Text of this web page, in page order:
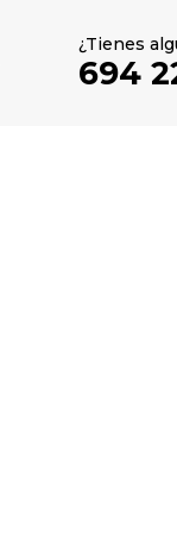
¿Tienes
694